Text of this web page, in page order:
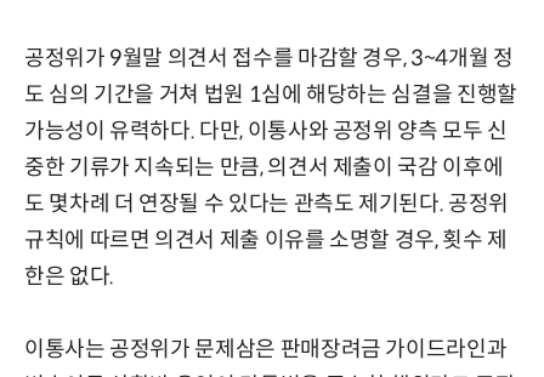
공정위가 9월말 의견서 접수를 마감할 경우, 3~4개월 정
도 심의 기간을 거쳐 법원 1심에 해당하는 심결을 진행할
가능성이 유력하다. 다만, 이통사와 공정위 양측 모두 신
중한 기류가 지속되는 만큼, 의견서 제출이 국감 이후에
도 몇차례 더 연장될 수 있다는 관측도 제기된다. 공정위
규칙에 따르면 의견서 제출 이유를 소명할 경우, 횟수 제
한은 없다.
이통사는 공정위가 문제삼은 판매장려금 가이드라인과